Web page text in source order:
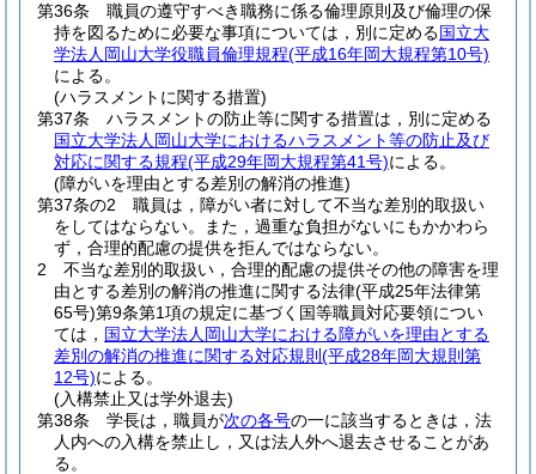
第36条
職員の遵守すべき職務に係る倫理原則及び倫理の保
持を図るために必要な事項については，別に定める国立大
学法人岡山大学役職員倫理規程(平成16年岡大規程第10号)
による。
(ハラスメントに関する措置)
第37条
ハラスメントの防止等に関する措置は，別に定める
国立大学法人岡山大学におけるハラスメント等の防止及び
対応に関する規程(平成29年岡大規程第41号)による。
(障がいを理由とする差別の解消の推進)
第37条の2
職員は，障がい者に対して不当な差別的取扱い
をしてはならない。
また，過重な負担がないにもかかわら
ず，合理的配慮の提供を拒んではならない。
2
不当な差別的取扱い，合理的配慮の提供その他の障害を理
由とする差別の解消の推進に関する法律(平成25年法律第
65号)第9条第1項の規定に基づく国等職員対応要領につい
ては， 国立大学法人岡山大学における障がいを理由とする
差別の解消の推進に関する対応規則 (平成28年岡大規則第
12号)による。
(入構禁止又は学外退去)
第38条
学長は，職員が次の各号の一に該当するときは，法
人内への入構を禁止し，又は法人外へ退去させることがあ
る。